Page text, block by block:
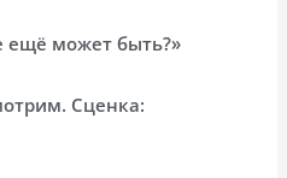
ещё может быть?»
Сценка: